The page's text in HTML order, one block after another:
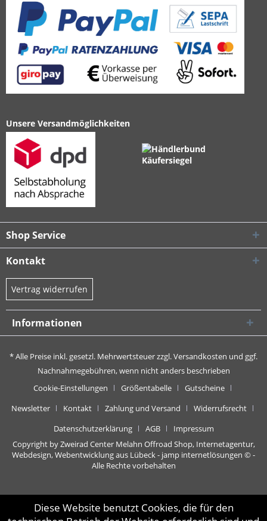
Unsere Versandmöglichkeiten
Shop Service
Kontakt
Vertrag widerrufen
Informationen
* Alle Preise inkl. gesetzl. Mehrwertsteuer zzgl.Versandkosten und ggf.
Nachnahmegebühren, wenn nicht anders beschrieben
Cookie-Einstellungen
Größentabelle
Gutscheine
Newsletter
Kontakt Zahlung und Versand
Widerrufsrecht
Datenschutzerklärung
AGB
Impressum
Copyright by Zweirad Center Melahn Offroad Shop, Internetagentur,
Webdesign, Webentwicklung aus Lübeck - jamp internetlösungen © -
Alle Rechte vorbehalten
Diese Website benutzt Cookies, die für den